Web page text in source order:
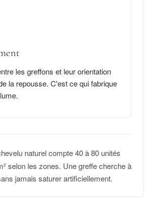
les greffons et leur orientation
la repousse. C'est ce qui fabrique
naturel compte 40 à 80 unités
selon les zones. Une greffe cherche à
jamais saturer artificiellement.